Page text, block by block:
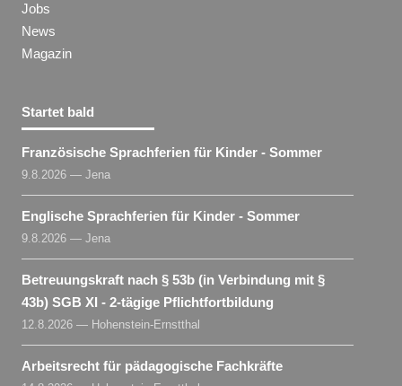
Jobs
News
Magazin
Startet bald
Französische Sprachferien für Kinder - Sommer
9.8.2026 — Jena
Englische Sprachferien für Kinder - Sommer
9.8.2026 — Jena
Betreuungskraft nach § 53b (in Verbindung mit §
43b) SGB XI - 2-tägige Pflichtfortbildung
12.8.2026 — Hohenstein-Ernstthal
Arbeitsrecht für pädagogische Fachkräfte